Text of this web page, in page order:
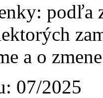
podľa
a o
07/2025